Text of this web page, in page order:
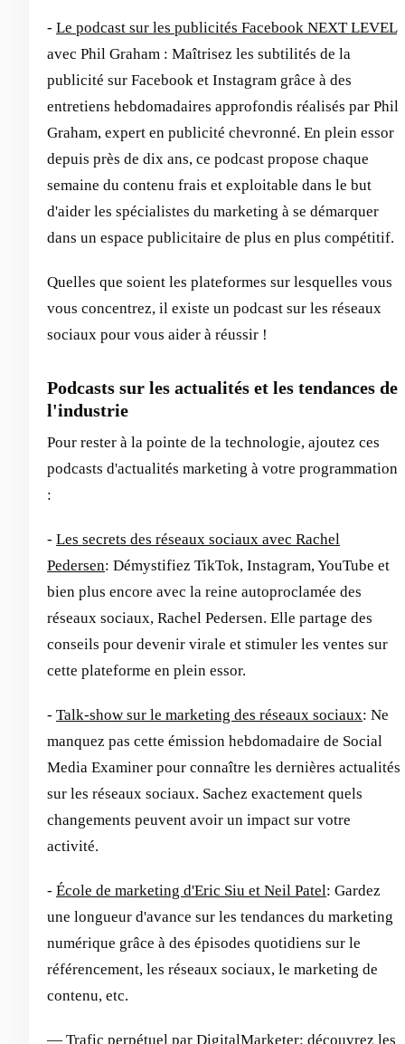
- Le podcast sur les publicités Facebook NEXT LEVEL
avec Phil Graham : Maîtrisez les subtilités de la
publicité sur Facebook et Instagram grâce à des
entretiens hebdomadaires approfondis réalisés par Phil
Graham, expert en publicité chevronné. En plein essor
depuis près de dix ans, ce podcast propose chaque
semaine du contenu frais et exploitable dans le but
d'aider les spécialistes du marketing à se démarquer
dans un espace publicitaire de plus en plus compétitif.
Quelles que soient les plateformes sur lesquelles vous
vous concentrez, il existe un podcast sur les réseaux
sociaux pour vous aider à réussir !
Podcasts sur les actualités et les tendances de
l'industrie
Pour rester à la pointe de la technologie, ajoutez ces
podcasts d'actualités marketing à votre programmation
:
- Les secrets des réseaux sociaux avec Rachel
Pedersen: Démystifiez TikTok, Instagram, YouTube et
bien plus encore avec la reine autoproclamée des
réseaux sociaux, Rachel Pedersen. Elle partage des
conseils pour devenir virale et stimuler les ventes sur
cette plateforme en plein essor.
- Talk-show sur le marketing des réseaux sociaux: Ne
manquez pas cette émission hebdomadaire de Social
Media Examiner pour connaître les dernières actualités
sur les réseaux sociaux. Sachez exactement quels
changements peuvent avoir un impact sur votre
activité.
- École de marketing d'Eric Siu et Neil Patel: Gardez
une longueur d'avance sur les tendances du marketing
numérique grâce à des épisodes quotidiens sur le
référencement, les réseaux sociaux, le marketing de
contenu, etc.
— Trafic perpétuel par DigitalMarketer: découvrez les